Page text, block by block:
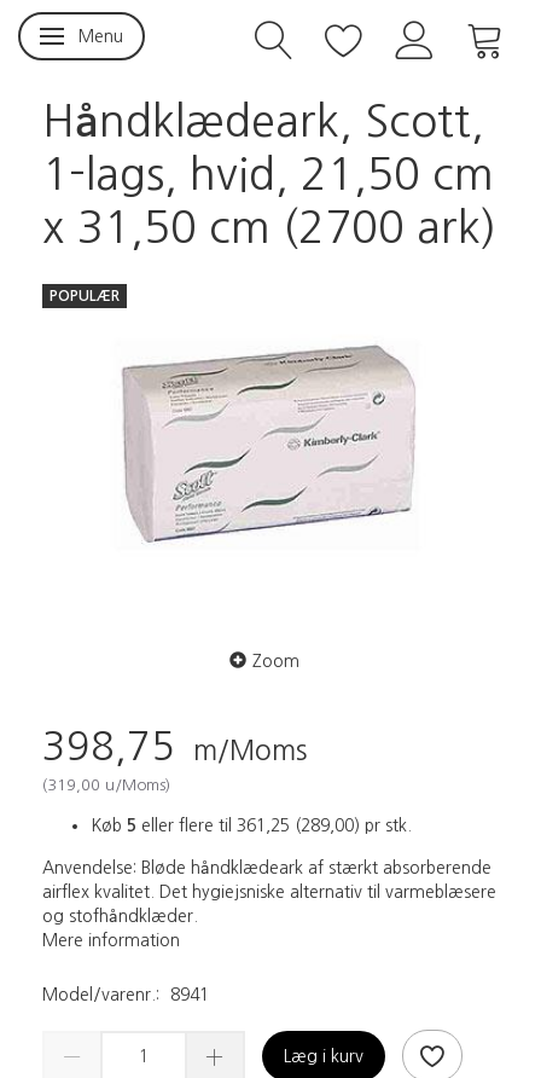
Skifte navigation
Menu
Håndklædeark, Scott,
1-lags, hvid, 21,50 cm
x 31,50 cm (2700 ark)
POPULÆR
Zoom
398,75 m/Moms
(319,00 u/Moms)
Køb 5 eller flere til 361,25 (289,00) pr stk.
Anvendelse: Bløde håndklædeark af stærkt absorberende
airflex kvalitet. Det hygiejsniske alternativ til varmeblæsere
og stofhåndklæder.
Mere information
Model/varenr.: 8941
Læg i kurv